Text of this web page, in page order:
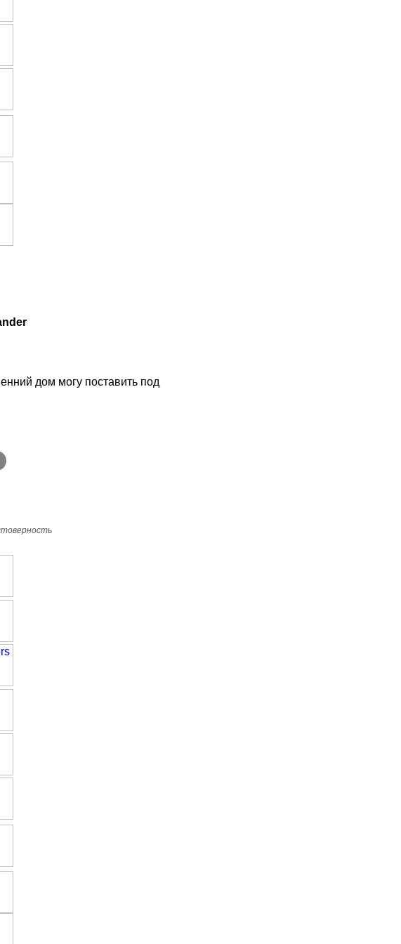
дом могу поставить под